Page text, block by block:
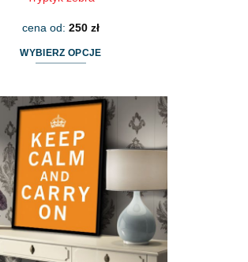
cena od: 250 zł
WYBIERZ OPCJE
ma
wiele
wariantów.
Opcje
można
wybrać
na
stronie
produktu